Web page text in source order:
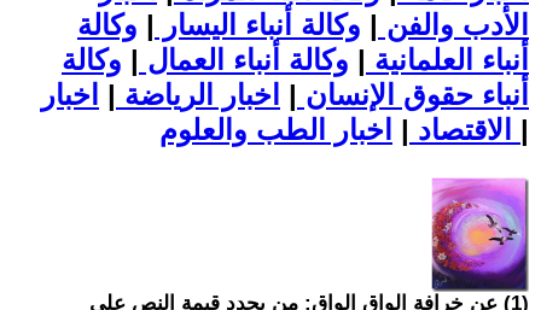
الأدب والفن | وكالة أنباء اليسار | وكالة
أنباء العلمانية | وكالة أنباء العمال | وكالة
أنباء حقوق الإنسان | اخبار الرياضة | اخبار
الاقتصاد | |
(1) عن خرافة الواق الواق: من يحدد قيمة النص على